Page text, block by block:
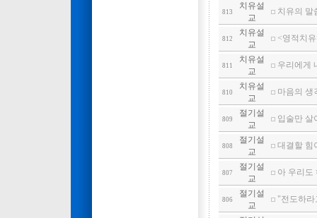
813
치유설
교
치유의 말
812
치유설
교
<영적치
811
치유설
교
우리에게
810
치유설
교
마음의 생
809
절기설
교
입술만 살
808
절기설
교
대결할 힘
807
절기설
교
아 우리도
806
절기설
교
"전도하